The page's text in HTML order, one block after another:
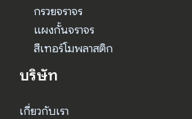
กรวยจราจร
แผงกั้นจราจร
สีเทอร์โมพลาสติก
บริษัท
เกี่ยวกับเรา